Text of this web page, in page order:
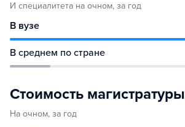
И специалитета на очном, за год
В вузе
В среднем по стране
Стоимость магистратуры
На очном, за год